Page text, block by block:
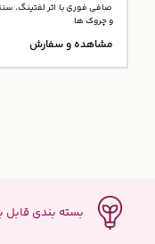
صافی فوری با اثر لفتینگ،
و چروک ها
مشاهده و سفارش
بسته بندی قابل